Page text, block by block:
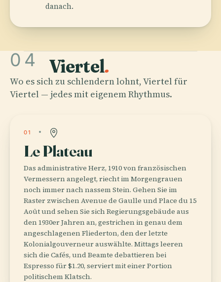
danach.
04 Viertel.
Wo es sich zu schlendern lohnt, Viertel für
Viertel — jedes mit eigenem Rhythmus.
01
Le Plateau
Das administrative Herz, 1910 von französischen
Vermessern angelegt, riecht im Morgengrauen
noch immer nach nassem Stein. Gehen Sie im
Raster zwischen Avenue de Gaulle und Place du 15
Août und sehen Sie sich Regierungsgebäude aus
den 1930er Jahren an, gestrichen in genau dem
angeschlagenen Fliederton, den der letzte
Kolonialgouverneur auswählte. Mittags leeren
sich die Cafés, und Beamte debattieren bei
Espresso für $1.20, serviert mit einer Portion
politischem Klatsch.